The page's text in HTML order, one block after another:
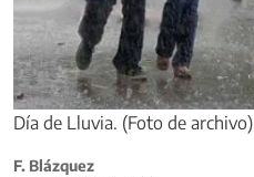
Día de Lluvia. (Foto de archivo)
F. Blázquez